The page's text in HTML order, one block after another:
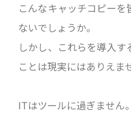
こんなキャッチコピー
ないでしょうか。
しかし、これらを導入
ことは現実にはありえま
ITはツールに過ぎません。